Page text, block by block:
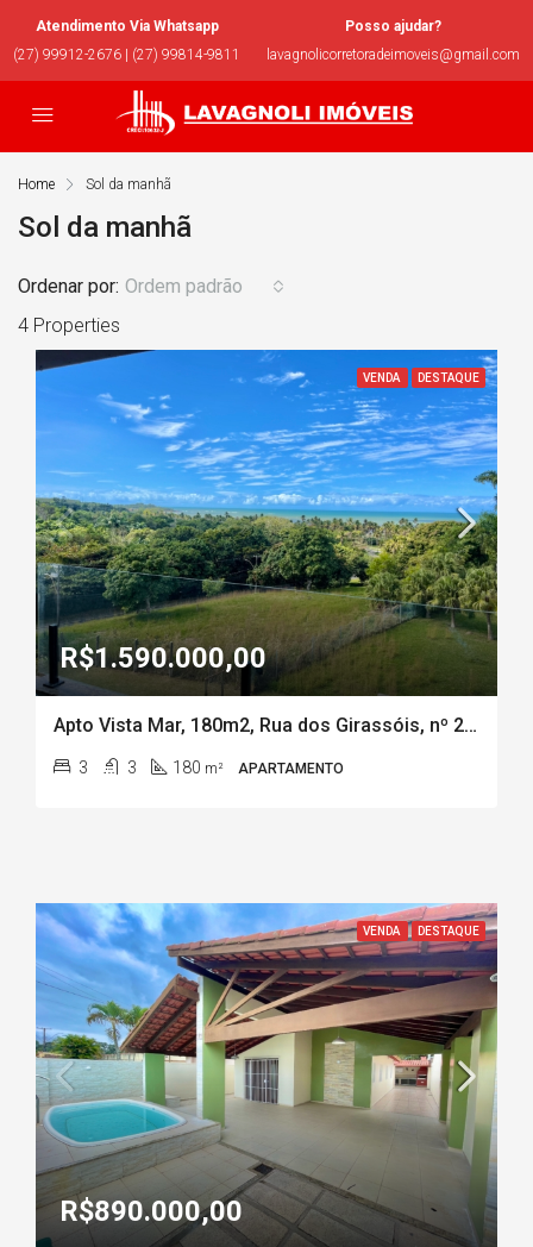
Atendimento Via Whatsapp
(27) 99912-2676 | (27) 99814-9811
Posso ajudar?
lavagnolicorretoradeimoveis@gmail.com
Home Sol da manhã
Sol da manhã
4 Properties
Ordenar por: Ordem padrão
VENDA DESTAQUE
R$1.590.000,00
Apto Vista Mar, 180m2, Rua dos Girassóis, nº 20, Ed. Piraqueaçu, Coqueiral de Aracruz-ES
3 3 180 m² APARTAMENTO
VENDA DESTAQUE
R$890.000,00